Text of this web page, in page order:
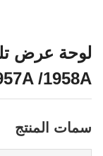
/1958A
سمات المنتج